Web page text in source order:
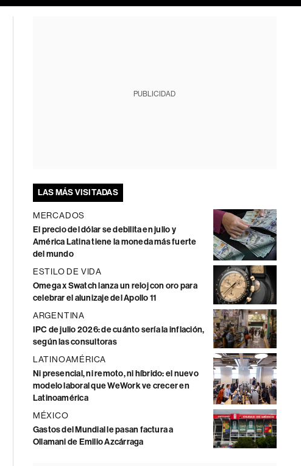
PUBLICIDAD
LAS MÁS VISITADAS
MERCADOS
El precio del dólar se debilita en julio y
América Latina tiene la moneda más fuerte
del mundo
ESTILO DE VIDA
Omega x Swatch lanza un reloj con oro para
celebrar el alunizaje del Apollo 11
ARGENTINA
IPC de julio 2026: de cuánto sería la inflación,
según las consultoras
LATINOAMÉRICA
Ni presencial, ni remoto, ni híbrido: el nuevo
modelo laboral que WeWork ve crecer en
Latinoamérica
MÉXICO
Gastos del Mundial le pasan factura a
Ollamani de Emilio Azcárraga